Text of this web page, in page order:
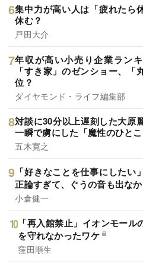
集中力が高い人は「疲れたら
休む？
戸田大介
年収が高い小売り企業ラン
「すき家」のゼンショー、
位？
ダイヤモンド・ライフ編集部
対談に30分以上遅刻した大原
一瞬で虜にした「魔性のひとこ
五木寛之
「好きなことを仕事にした
正論すぎて、ぐうの音も出な
小倉健一
「再入館禁止」イオンモール
を守れなかったワケ
窪田順生